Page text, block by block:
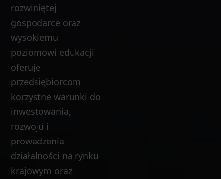
rozwiniętej
gospodarce oraz
wysokiemu
poziomowi edukacji
oferuje
przedsiębiorcom
korzystne warunki do
inwestowania,
rozwoju i
prowadzenia
działalności na rynku
krajowym oraz